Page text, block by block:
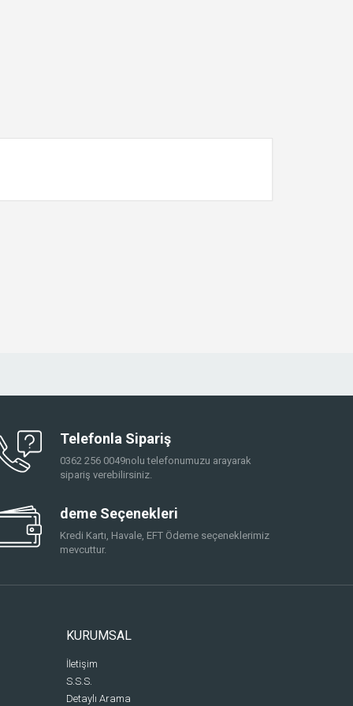
Telefonla Sipariş
0362 256 0049nolu telefonumuzu arayarak
sipariş verebilirsiniz.
deme Seçenekleri
Kredi Kartı, Havale, EFT Ödeme seçeneklerimiz
mevcuttur.
KURUMSAL
İletişim
S.S.S.
Detaylı Arama